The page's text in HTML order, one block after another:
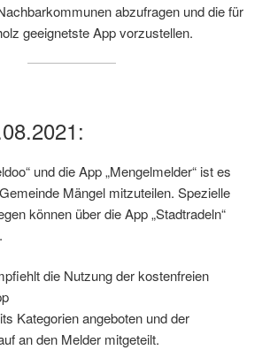
abzufragen und die für
geeignetste App vorzustellen.
und die App „Mengelmelder“ ist es
Mängel mitzuteilen. Spezielle
können über die App „Stadtradeln“
die Nutzung der kostenfreien
Kategorien angeboten und der
an den Melder mitgeteilt.